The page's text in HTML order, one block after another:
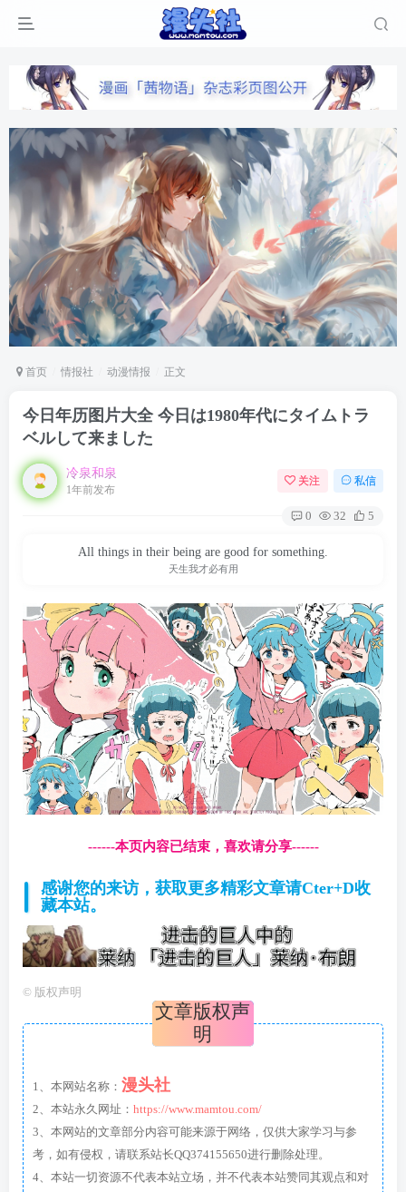
首页 情报社 动漫情报 正文
今日年历图片大全 今日は1980年代にタイムトラ
ベルして来ました
冷泉和泉
1年前发布
关注 私信
0 32 5
All things in their being are good for something.
天生我才必有用
------本页内容已结束，喜欢请分享------
感谢您的来访，获取更多精彩文章请Cter+D收
藏本站。
© 版权声明
文章版权声
明
1、本网站名称： 漫头社
2、本站永久网址： https://www.mamtou.com/
3、本网站的文章部分内容可能来源于网络，仅供大家学习与参
考，如有侵权，请联系站长QQ374155650进行删除处理。
4、本站一切资源不代表本站立场，并不代表本站赞同其观点和对